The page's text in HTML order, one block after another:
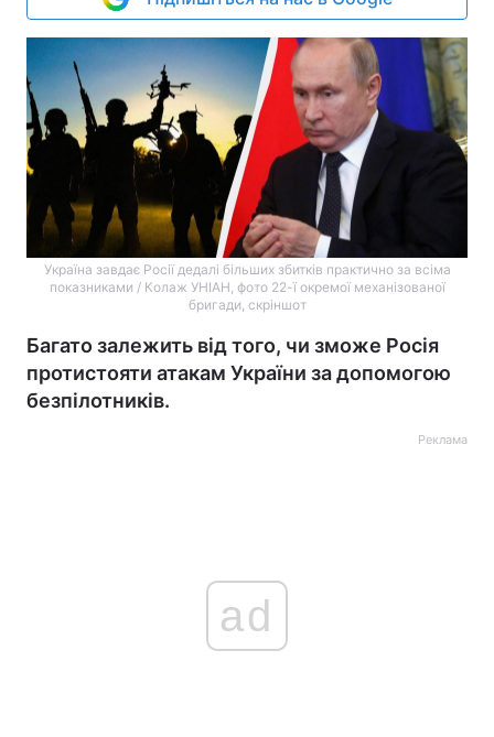
Україна завдає Росії дедалі більших збитків практично за всіма
показниками / Колаж УНІАН, фото 22-ї окремої механізованої
бригади, скріншот
Багато залежить від того, чи зможе Росія
протистояти атакам України за допомогою
безпілотників.
Реклама
ad